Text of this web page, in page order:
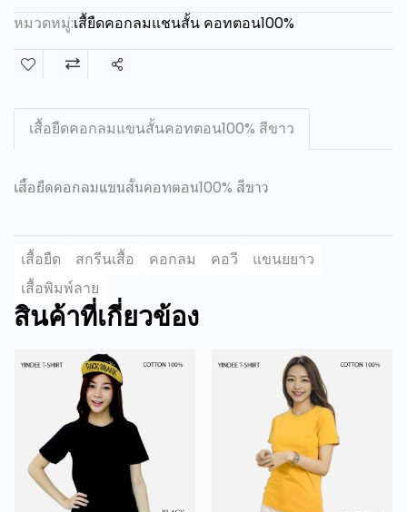
หมวดหมู่:เสื้ยืดคอกลมแชนสั้น คอทตอน100%
แชร์
เสื้อยืดคอกลมแขนสั้นคอทตอน100% สีขาว
เสื้อยืดคอกลมแขนสั้นคอทตอน100% สีขาว
เสื้อยืด สกรีนเสื้อ คอกลม คอวี
แขนยยาว
เสื้อพิมพ์ลาย
สินค้าที่เกี่ยวข้อง